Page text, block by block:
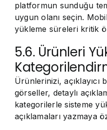
platformun sunduğu
uygun olanı seçin.
yükleme süreleri kritik
5.6. Ürünleri
Ürünlerinizi, açıklayıcı
görseller, detaylı
kategorilerle sisteme
açıklamaları yazmaya